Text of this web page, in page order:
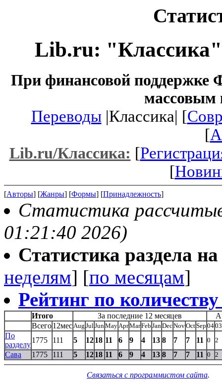
Lib.ru:
При финансовой поддержке
массовым
Переводы|Классика| [
[
Lib.ru/Классика: [
[
[Авторы] [Жанры] [Формы] [Принадлежность]
Статистика
01:21:40 2026)
Статистика раздела
неделям] [по месяцам]
Рейтинг по
Итого За последние 12 месяцев
Всего12мес Aug Jul Jun May AprMarFeb Jan DecNovOctSep 0403
По
разделу
1775 111 5 1218 11 6 9 4 13 8 7 7 11 0 2
Сава 1775 111 5 1218 11 6 9 4 13 8 7 7 11 0 2
Связаться с программистом сайта.